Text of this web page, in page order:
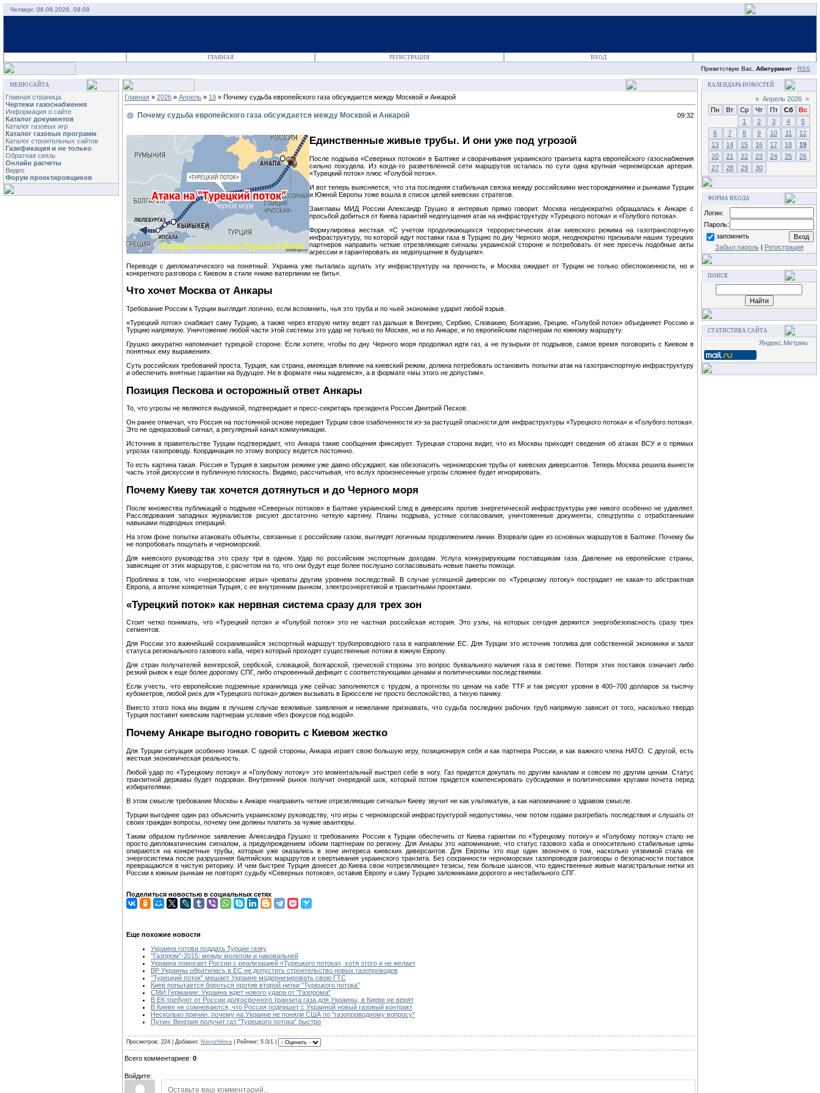
Четверг, 06.08.2026, 09:08
ГЛАВНАЯ РЕГИСТРАЦИЯ ВХОД
Приветствую Вас, Абитуриент · RSS
МЕНЮ САЙТА
Главная страница
Чертежи газоснабжения
Информация о сайте
Каталог документов
Каталог газовых игр
Каталог газовых программ
Каталог строительных сайтов
Газификация и не только
Обратная связь
Онлайн расчеты
Видео
Форум проектировщиков
Главная » 2026 » Апрель » 19 » Почему судьба европейского газа обсуждается между Москвой и Анкарой
Почему судьба европейского газа обсуждается между Москвой и Анкарой 09:32
Единственные живые трубы. И они уже под угрозой
После подрыва «Северных потоков» в Балтике и сворачивания украинского транзита карта европейского газоснабжения
сильно похудела. Из когда‑то разветвленной сети маршрутов осталась по сути одна крупная черноморская артерия.
«Турецкий поток» плюс «Голубой поток».
И вот теперь выясняется, что эта последняя стабильная связка между российскими месторождениями и рынками Турции
и Южной Европы тоже вошла в список целей киевских стратегов.
Замглавы МИД России Александр Грушко в интервью прямо говорит. Москва неоднократно обращалась к Анкаре с
просьбой добиться от Киева гарантий недопущения атак на инфраструктуру «Турецкого потока» и «Голубого потока».
Формулировка жесткая. «С учетом продолжающихся террористических атак киевского режима на газотранспортную
инфраструктуру, по которой идут поставки газа в Турцию по дну Черного моря, неоднократно призывали наших турецких
партнеров направить четкие отрезвляющие сигналы украинской стороне и потребовать от нее пресечь подобные акты
агрессии и гарантировать их недопущение в будущем».
Переводя с дипломатического на понятный. Украина уже пыталась щупать эту инфраструктуру на прочность, и Москва ожидает от Турции не только обеспокоенности, но и
конкретного разговора с Киевом в стиле «ниже ватерлинии не бить».
Что хочет Москва от Анкары
Требование России к Турции выглядит логично, если вспомнить, чья это труба и по чьей экономике ударит любой взрыв.
«Турецкий поток» снабжает саму Турцию, а также через вторую нитку ведет газ дальше в Венгрию, Сербию, Словакию, Болгарию, Грецию. «Голубой поток» объединяет Россию и
Турцию напрямую. Уничтожение любой части этой системы это удар не только по Москве, но и по Анкаре, и по европейским партнерам по южному маршруту.
Грушко аккуратно напоминает турецкой стороне. Если хотите, чтобы по дну Черного моря продолжал идти газ, а не пузырьки от подрывов, самое время поговорить с Киевом в
понятных ему выражениях.
Суть российских требований проста. Турция, как страна, имеющая влияние на киевский режим, должна потребовать остановить попытки атак на газотранспортную инфраструктуру
и обеспечить внятные гарантии на будущее. Не в формате «мы надеемся», а в формате «мы этого не допустим».
Позиция Пескова и осторожный ответ Анкары
То, что угрозы не являются выдумкой, подтверждает и пресс‑секретарь президента России Дмитрий Песков.
Он ранее отмечал, что Россия на постоянной основе передает Турции свои озабоченности из‑за растущей опасности для инфраструктуры «Турецкого потока» и «Голубого потока».
Это не одноразовый сигнал, а регулярный канал коммуникации.
Источник в правительстве Турции подтверждает, что Анкара такие сообщения фиксирует. Турецкая сторона видит, что из Москвы приходят сведения об атаках ВСУ и о прямых
угрозах газопроводу. Координация по этому вопросу ведется постоянно.
То есть картина такая. Россия и Турция в закрытом режиме уже давно обсуждают, как обезопасить черноморские трубы от киевских диверсантов. Теперь Москва решила вынести
часть этой дискуссии в публичную плоскость. Видимо, рассчитывая, что вслух произнесенные угрозы сложнее будет игнорировать.
Почему Киеву так хочется дотянуться и до Черного моря
После множества публикаций о подрыве «Северных потоков» в Балтике украинский след в диверсиях против энергетической инфраструктуры уже никого особенно не удивляет.
Расследования западных журналистов рисуют достаточно четкую картину. Планы подрыва, устные согласования, уничтоженные документы, спецгруппы с отработанными
навыками подводных операций.
На этом фоне попытки атаковать объекты, связанные с российским газом, выглядят логичным продолжением линии. Взорвали один из основных маршрутов в Балтике. Почему бы
не попробовать пощупать и черноморский.
Для киевского руководства это сразу три в одном. Удар по российским экспортным доходам. Услуга конкурирующим поставщикам газа. Давление на европейские страны,
зависящие от этих маршрутов, с расчетом на то, что они будут еще более послушно согласовывать новые пакеты помощи.
Проблема в том, что «черноморские игры» чреваты другим уровнем последствий. В случае успешной диверсии по «Турецкому потоку» пострадает не какая‑то абстрактная
Европа, а вполне конкретная Турция, с ее внутренним рынком, электроэнергетикой и транзитными проектами.
«Турецкий поток» как нервная система сразу для трех зон
Стоит четко понимать, что «Турецкий поток» и «Голубой поток» это не частная российская история. Это узлы, на которых сегодня держится энергобезопасность сразу трех
сегментов.
Для России это важнейший сохранившийся экспортный маршрут трубопроводного газа в направлении ЕС. Для Турции это источник топлива для собственной экономики и залог
статуса регионального газового хаба, через который проходят существенные потоки в южную Европу.
Для стран получателей венгерской, сербской, словацкой, болгарской, греческой стороны это вопрос буквального наличия газа в системе. Потеря этих поставок означает либо
резкий рывок к еще более дорогому СПГ, либо откровенный дефицит с соответствующими ценами и политическими последствиями.
Если учесть, что европейские подземные хранилища уже сейчас заполняются с трудом, а прогнозы по ценам на хабе TTF и так рисуют уровни в 400–700 долларов за тысячу
кубометров, любой риск для «Турецкого потока» должен вызывать в Брюсселе не просто беспокойство, а тихую панику.
Вместо этого пока мы видим в лучшем случае вежливые заявления и нежелание признавать, что судьба последних рабочих труб напрямую зависит от того, насколько твердо
Турция поставит киевским партнерам условие «без фокусов под водой».
Почему Анкаре выгодно говорить с Киевом жестко
Для Турции ситуация особенно тонкая. С одной стороны, Анкара играет свою большую игру, позиционируя себя и как партнера России, и как важного члена НАТО. С другой, есть
жесткая экономическая реальность.
Любой удар по «Турецкому потоку» и «Голубому потоку» это моментальный выстрел себе в ногу. Газ придется докупать по другим каналам и совсем по другим ценам. Статус
транзитной державы будет подорван. Внутренний рынок получит очередной шок, который потом придется компенсировать субсидиями и политическими кругами почета перед
избирателями.
В этом смысле требование Москвы к Анкаре «направить четкие отрезвляющие сигналы» Киеву звучит не как ультиматум, а как напоминание о здравом смысле.
Турции выгоднее один раз объяснить украинскому руководству, что игры с черноморской инфраструктурой недопустимы, чем потом годами разгребать последствия и слушать от
своих граждан вопросы, почему они должны платить за чужие авантюры.
Таким образом публичное заявление Александра Грушко о требованиях России к Турции обеспечить от Киева гарантии по «Турецкому потоку» и «Голубому потоку» стало не
просто дипломатическим сигналом, а предупреждением обоим партнерам по региону. Для Анкары это напоминание, что статус газового хаба и относительно стабильные цены
опираются на конкретные трубы, которые уже оказались в зоне интереса киевских диверсантов. Для Европы это еще один звоночек о том, насколько уязвимой стала ее
энергосистема после разрушения балтийских маршрутов и свертывания украинского транзита. Без сохранности черноморских газопроводов разговоры о безопасности поставок
превращаются в чистую риторику. И чем быстрее Турция донесет до Киева свои «отрезвляющие» тезисы, тем больше шансов, что единственные живые магистральные нитки из
России к южным рынкам не повторят судьбу «Северных потоков», оставив Европу и саму Турцию заложниками дорогого и нестабильного СПГ.
Поделиться новостью в социальных сетях
Еще похожие новости
Украина готова поддать Турции газку
"Газпром"-2015: между молотом и наковальней
Украина помогает России с реализацией «Турецкого потока», хотя этого и не желает
ВР Украины обратилась в ЕС не допустить строительство новых газопроводов
"Турецкий поток" мешает Украине модернизировать свою ГТС
Киев попытается бороться против второй нитки "Турецкого потока"
СМИ Германии: Украина ждет нового удара от "Газпрома"
В ЕК требуют от России долгосрочного транзита газа для Украины, в Киеве не верят
В Киеве не сомневаются, что Россия подпишет с Украиной новый газовый контракт
Несколько причин, почему на Украине не поняли США по "газопроводному вопросу"
Путин: Венгрия получит газ "Турецкого потока" быстро
Просмотров: 224 | Добавил: Novozhilova | Рейтинг: 5.0/1 |
Всего комментариев: 0
Войдите:
КАЛЕНДАРЬ НОВОСТЕЙ
« Апрель 2026 »
Пн
Вт Ср Чт Пт Сб
Вс
1
2 3 4
5
6
7 8 9 10 11
12
13
14 15 16 17 18
19
20
21 22 23 24 25
26
27
28 29 30
ФОРМА ВХОДА
Логин:
Пароль:
запомнить
Забыл пароль| Регистрация
ПОИСК
СТАТИСТИКА САЙТА